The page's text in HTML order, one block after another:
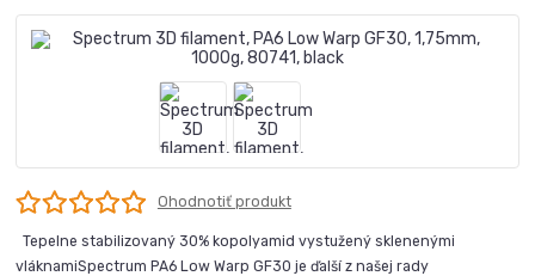
Ohodnotiť produkt
Tepelne stabilizovaný 30% kopolyamid vystužený sklenenými
vláknamiSpectrum PA6 Low Warp GF30 je ďalší z našej rady